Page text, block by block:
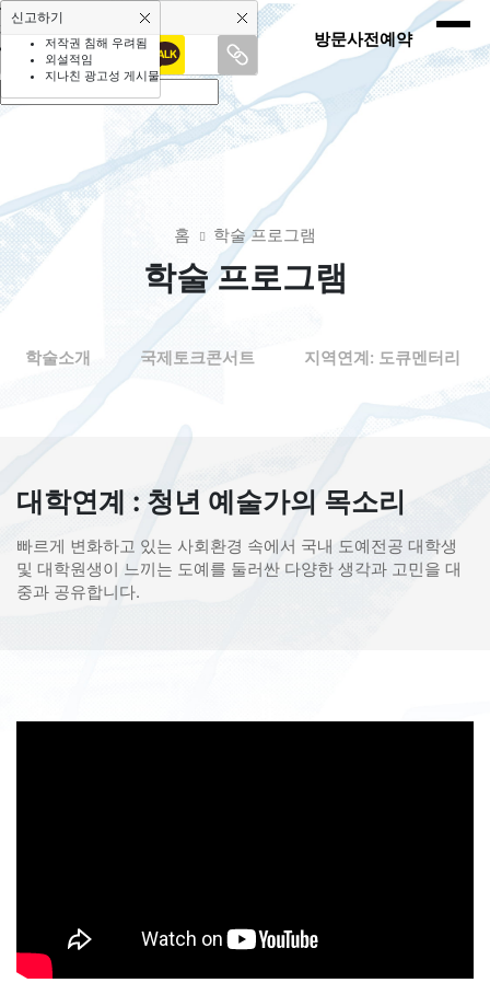
페이스북
링크 복사
방문사전예약
홈 학술 프로그램
학술 프로그램
학술소개 국제토크콘서트 지역연계: 도큐멘터리
대학연계 : 청년 예술가의 목소리
빠르게 변화하고 있는 사회환경 속에서 국내 도예전공 대학생
및 대학원생이 느끼는 도예를 둘러싼 다양한 생각과 고민을 대
중과 공유합니다.
SNS 공유하기
신고하기
저작권 침해 우려됨
외설적임
지나친 광고성 게시물